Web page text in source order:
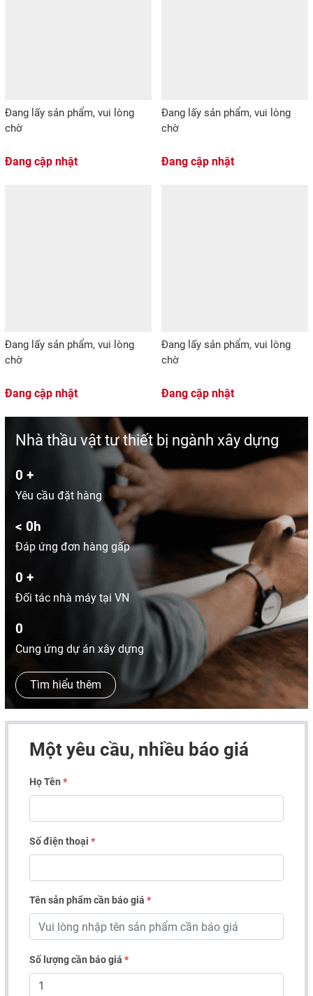
Đang lấy sản phẩm, vui lòng
chờ
Đang cập nhật
Đang lấy sản phẩm, vui lòng
chờ
Đang cập nhật
Đang lấy sản phẩm, vui lòng
chờ
Đang cập nhật
Đang lấy sản phẩm, vui lòng
chờ
Đang cập nhật
Nhà thầu vật tư thiết bị ngành xây dựng
0 +
Yêu cầu đặt hàng
< 0h
Đáp ứng đơn hàng gấp
0 +
Đối tác nhà máy tại VN
0
Cung ứng dự án xây dựng
Tìm hiểu thêm
Một yêu cầu, nhiều báo giá
Họ Tên *
Số điện thoại *
Tên sản phẩm cần báo giá *
Số lượng cần báo giá *